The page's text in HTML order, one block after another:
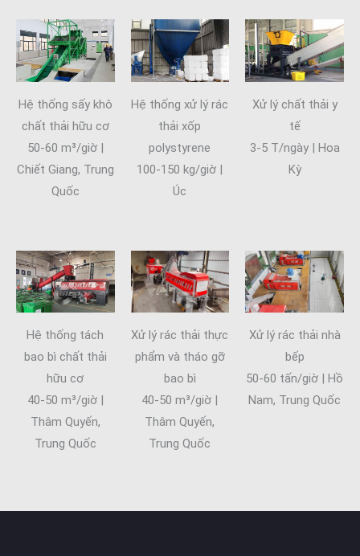
Hệ thống sấy khô
chất thải hữu cơ
50-60 m³/giờ |
Chiết Giang, Trung
Quốc
Hệ thống xử lý rác
thải xốp
polystyrene
100-150 kg/giờ |
Úc
Xử lý chất thải y
tế
3-5 T/ngày | Hoa
Kỳ
Hệ thống tách
bao bì chất thải
hữu cơ
40-50 m³/giờ |
Thâm Quyến,
Trung Quốc
Xử lý rác thải thực
phẩm và tháo gỡ
bao bì
40-50 m³/giờ |
Thâm Quyến,
Trung Quốc
Xử lý rác thải nhà
bếp
50-60 tấn/giờ | Hồ
Nam, Trung Quốc